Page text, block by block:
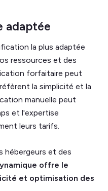
adaptée
la plus adaptée
ressources et des
forfaitaire peut
la simplicité et la
manuelle peut
et l'expertise
leurs tarifs.
hébergeurs et des
offre le
et optimisation des